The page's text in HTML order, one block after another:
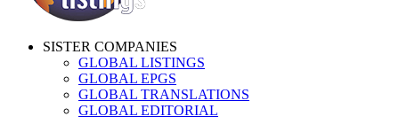
SISTER COMPANIES
GLOBAL LISTINGS
GLOBAL EPGS
GLOBAL TRANSLATIONS
GLOBAL EDITORIAL